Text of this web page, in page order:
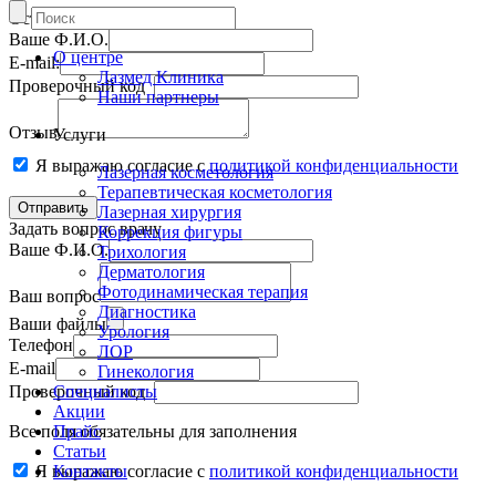
Оставить отзыв
Ваше Ф.И.О.
E-mail:
Проверочный код
Отзыв
Я выражаю согласие сполитикой конфиденциальности
Задать вопрос врачу
Ваше Ф.И.О.
Ваш вопрос
Ваши файлы
Телефон
E-mail
Проверочный код
Все поля обязательны для заполнения
Я выражаю согласие с политикой конфиденциальности
О центре
Лазмед Клиника
Наши партнеры
Услуги
Лазерная косметология
Терапевтическая косметология
Лазерная хирургия
Коррекция фигуры
Трихология
Дерматология
Фотодинамическая терапия
Диагностика
Урология
ЛОР
Гинекология
Специалисты
Акции
Прайс
Статьи
Контакты